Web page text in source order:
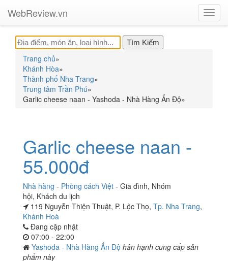
WebReview.vn
Trang chủ»
Khánh Hòa»
Thành phố Nha Trang»
Trung tâm Trần Phú»
Garlic cheese naan - Yashoda - Nhà Hàng Ấn Độ»
Garlic cheese naan -
55.000đ
Nhà hàng - Phòng cách Việt - Gia đình, Nhóm
hội, Khách du lịch
119 Nguyễn Thiện Thuật, P. Lộc Thọ, Tp. Nha Trang,
Khánh Hoà
Đang cập nhật
07:00 - 22:00
Yashoda - Nhà Hàng Ấn Độ hân hạnh cung cấp sản
phẩm này